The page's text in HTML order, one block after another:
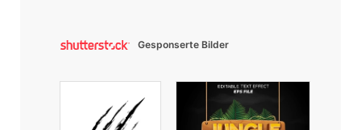
Gesponserte Bilder